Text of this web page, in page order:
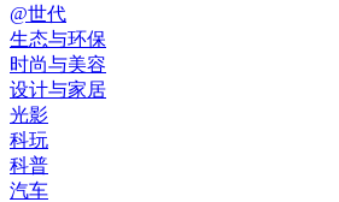
@世代
生态与环保
时尚与美容
设计与家居
光影
科玩
科普
汽车